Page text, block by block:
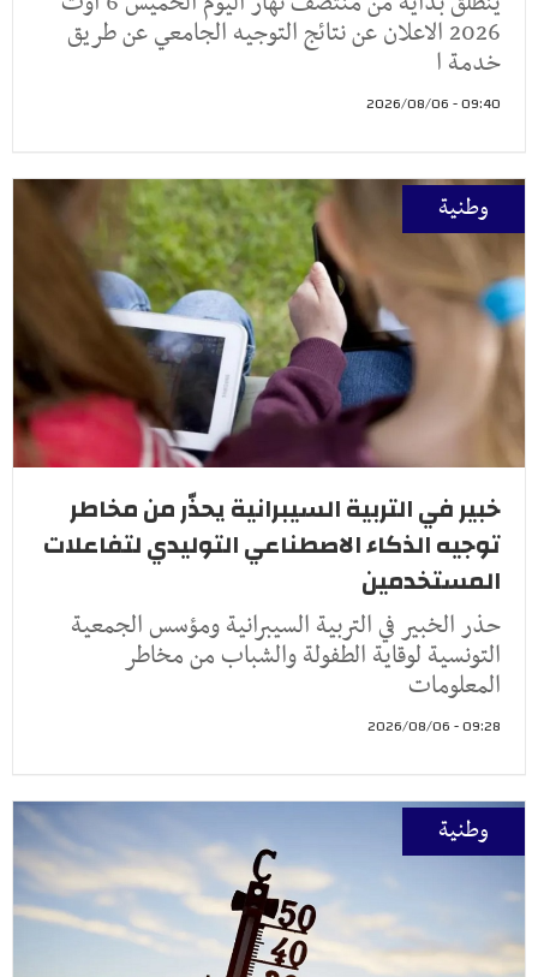
2026 الاعلان عن نتائج التوجيه الجامعي عن طريق
خدمة ا
09:40 - 2026/08/06
وطنية
خبير في التربية السيبرانية يحذّر من مخاطر
توجيه الذكاء الاصطناعي التوليدي لتفاعلات
المستخدمين
حذر الخبير في التربية السيبرانية ومؤسس الجمعية
التونسية لوقاية الطفولة والشباب من مخاطر
المعلومات
09:28 - 2026/08/06
وطنية